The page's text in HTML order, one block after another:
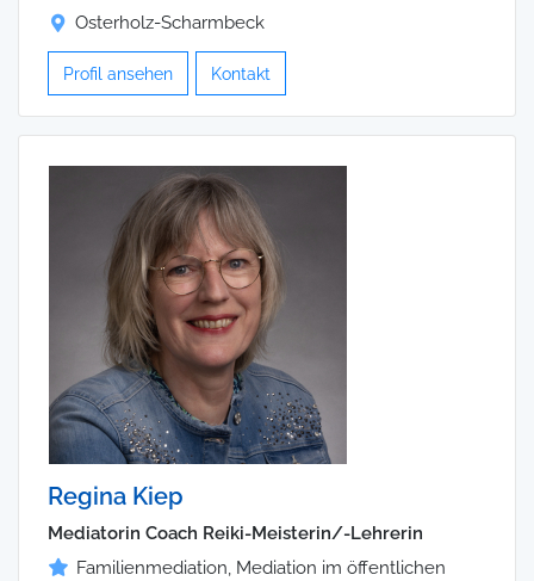
Osterholz-Scharmbeck
Profil ansehen Kontakt
Regina Kiep
Mediatorin Coach Reiki-Meisterin/-Lehrerin
Familienmediation, Mediation im öffentlichen